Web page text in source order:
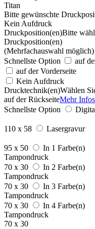
Titan
Bitte gewünschte
Kein Aufdruck
Druckposition(en)Bitte
Druckposition(en)
(Mehrfachauswahl möglich)
Schnellste Option
auf
auf der Vorderseite
Kein Aufdruck
Drucktechnik(en)Wählen
auf der RückseiteMehr
Schnellste Option
110 x 58 Lasergravur
95 x 50
In 1 Farbe(n)
Tampondruck
70 x 30
In 2 Farbe(n)
Tampondruck
70 x 30
In 3 Farbe(n)
Tampondruck
70 x 30
In 4 Farbe(n)
Tampondruck
70 x 30